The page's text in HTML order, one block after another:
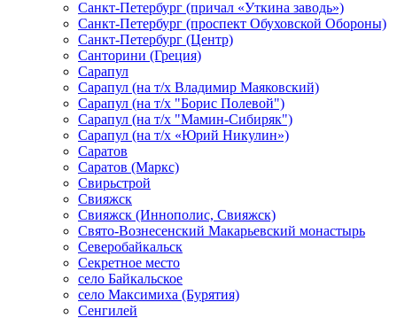
Санкт-Петербург (причал «Уткина заводь»)
Санкт-Петербург (проспект Обуховской Обороны)
Санкт-Петербург (Центр)
Санторини (Греция)
Сарапул
Сарапул (на т/х Владимир Маяковский)
Сарапул (на т/х "Борис Полевой")
Сарапул (на т/х "Мамин-Сибиряк")
Сарапул (на т/х «Юрий Никулин»)
Саратов
Саратов (Маркс)
Свирьстрой
Свияжск
Свияжск (Иннополис, Свияжск)
Свято-Вознесенский Макарьевский монастырь
Северобайкальск
Секретное место
село Байкальское
село Максимиха (Бурятия)
Сенгилей